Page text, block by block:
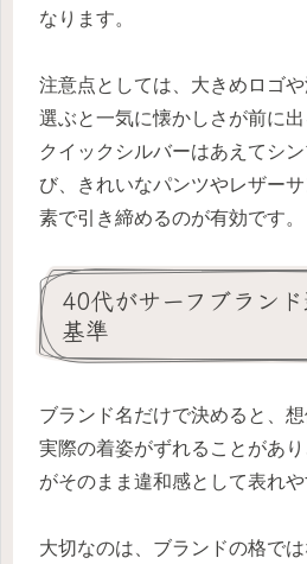
なります。
注意点としては、大きめロゴ
選ぶと一気に懐かしさが前に出
クイックシルバーはあえてシ
び、きれいなパンツやレザー
素で引き締めるのが有効です。
40代がサーフブラン
基準
ブランド名だけで決めると、
実際の着姿がずれることがあ
がそのまま違和感として表れや
大切なのは、ブランドの格で